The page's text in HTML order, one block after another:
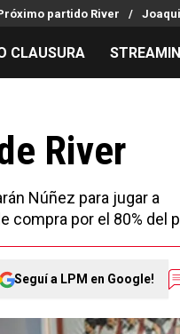
partido River
de River
CLAUSURA
River
Núñez para jugar a
compra por el 80% del
Seguí a LPM en Google!